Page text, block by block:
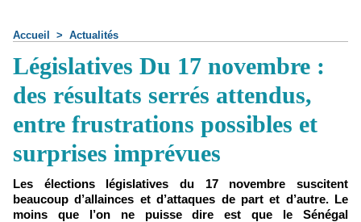
Accueil > Actualités
Législatives Du 17 novembre :
des résultats serrés attendus,
entre frustrations possibles et
surprises imprévues
Les élections législatives du 17 novembre suscitent
beaucoup d’allainces et d’attaques de part et d’autre. Le
moins que l’on ne puisse dire est que le Sénégal